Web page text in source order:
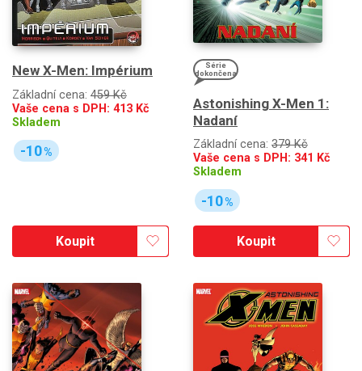
New X-Men: Impérium
Základní cena: 459 Kč
Vaše cena s DPH: 413 Kč
Skladem
-10%
Koupit
Série
dokončena
Astonishing X-Men 1:
Nadaní
Základní cena: 379 Kč
Vaše cena s DPH: 341 Kč
Skladem
-10%
Koupit